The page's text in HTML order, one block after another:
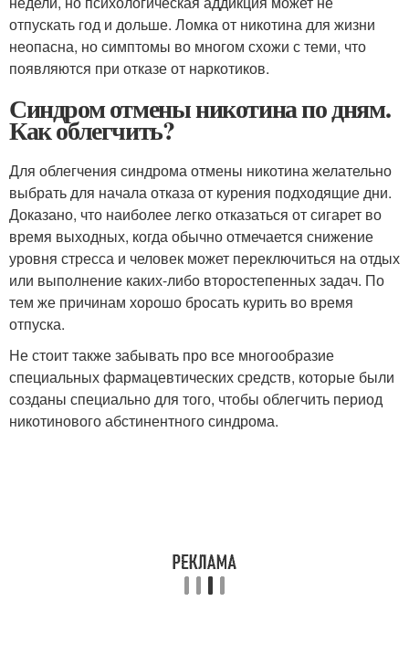
отпускать год и дольше. Ломка от никотина для жизни
неопасна, но симптомы во многом схожи с теми, что
появляются при отказе от наркотиков.
Синдром отмены никотина по дням.
Как облегчить?
Для облегчения синдрома отмены никотина желательно
выбрать для начала отказа от курения подходящие дни.
Доказано, что наиболее легко отказаться от сигарет во
время выходных, когда обычно отмечается снижение
уровня стресса и человек может переключиться на отдых
или выполнение каких-либо второстепенных задач. По
тем же причинам хорошо бросать курить во время
отпуска.
Не стоит также забывать про все многообразие
специальных фармацевтических средств, которые были
созданы специально для того, чтобы облегчить период
никотинового абстинентного синдрома.